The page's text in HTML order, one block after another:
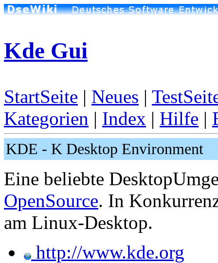
Kde Gui
StartSeite | Neues |
Kategorien | Index | Hilfe |
KDE - K Desktop Environment
Eine beliebte
OpenSource. In
am Linux-Desktop.
http://www.kde.org